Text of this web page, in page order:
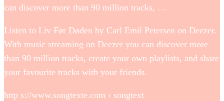
can discover more than 90 million tracks, …
Listen to Liv Før Døden by Carl Emil Petersen on Deezer.
With music streaming on Deezer you can discover more
than 90 million tracks, create your own playlists, and share
your favourite tracks with your friends.
http s://www.songtexte.com › songtext